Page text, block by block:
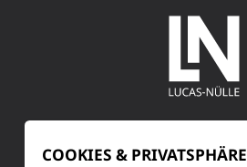
COOKIES & PRIVATSPHÄRE